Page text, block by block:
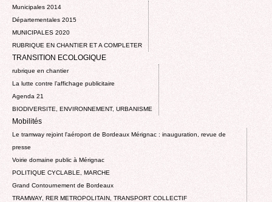
Municipales 2014
Départementales 2015
MUNICIPALES 2020
RUBRIQUE EN CHANTIER ET A COMPLETER
TRANSITION ECOLOGIQUE
rubrique en chantier
La lutte contre l’affichage publicitaire
Agenda 21
BIODIVERSITE, ENVIRONNEMENT, URBANISME
Mobilités
Le tramway rejoint l'aéroport de Bordeaux Mérignac : inauguration, revue de
presse
Voirie domaine public à Mérignac
POLITIQUE CYCLABLE, MARCHE
Grand Contournement de Bordeaux
TRAMWAY, RER METROPOLITAIN, TRANSPORT COLLECTIF